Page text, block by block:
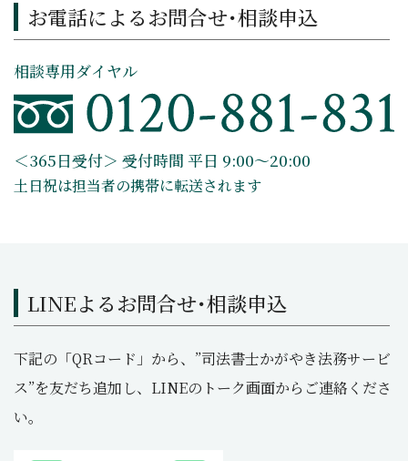
お電話によるお問合せ･相談申込
相談専用ダイヤル
＜365日受付＞ 受付時間 平日 9:00～20:00
土日祝は担当者の携帯に転送されます
LINEよるお問合せ･相談申込
下記の「QRコード」から、”司法書士かがやき法務サービ
ス”を友だち追加し、LINEのトーク画面からご連絡くださ
い。